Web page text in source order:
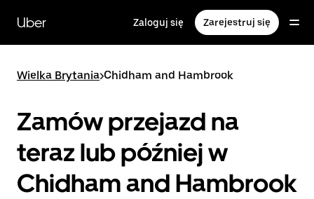
głównej
zawartości
Uber Zaloguj się Zarejestruj się
Wielka Brytania>Chidham and Hambrook
Zamów przejazd na
teraz lub później w
Chidham and Hambrook